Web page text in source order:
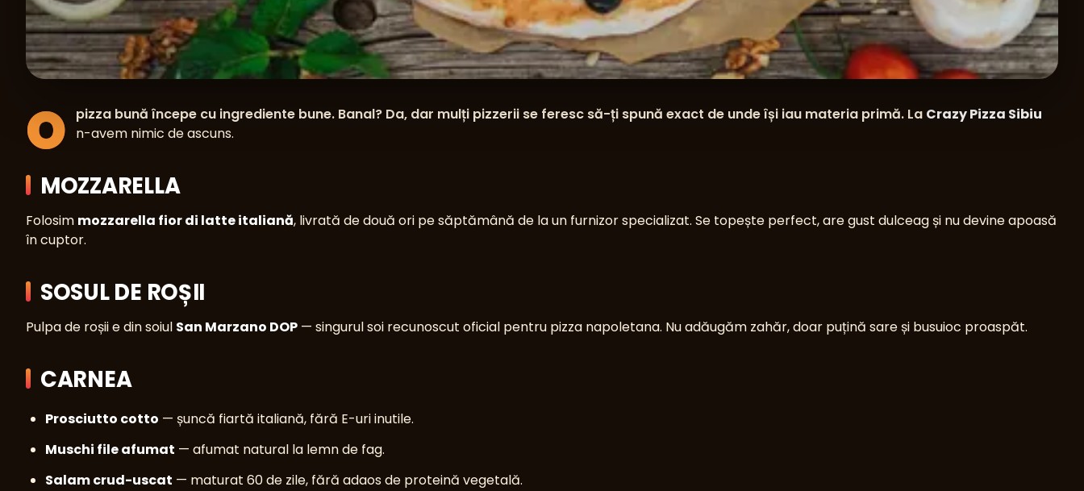
O pizza bună începe cu ingrediente bune. Banal? Da, dar mulți pizzerii se feresc să-ți spună exact de unde își iau materia primă. La Crazy Pizza Sibiu
n-avem nimic de ascuns.
MOZZARELLA
Folosim mozzarella fior di latte italiană, livrată de două ori pe săptămână de la un furnizor specializat. Se topește perfect, are gust dulceag și nu devine apoasă
în cuptor.
SOSUL DE ROȘII
Pulpa de roșii e din soiul San Marzano DOP — singurul soi recunoscut oficial pentru pizza napoletana. Nu adăugăm zahăr, doar puțină sare și busuioc proaspăt.
CARNEA
Prosciutto cotto — șuncă fiartă italiană, fără E-uri inutile.
Muschi file afumat — afumat natural la lemn de fag.
Salam crud-uscat — maturat 60 de zile, fără adaos de proteină vegetală.